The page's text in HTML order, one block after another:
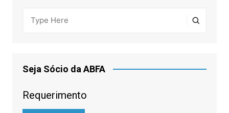
Seja Sócio da ABFA
Requerimento